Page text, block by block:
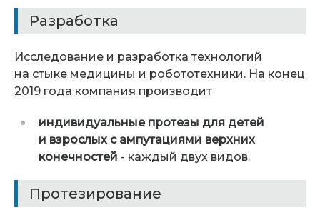
Разработка
Исследование и разработка технологий
на стыке медицины и робототехники. На конец
2019 года компания производит
индивидуальные протезы для детей
и взрослых с ампутациями верхних
конечностей - каждый двух видов.
Протезирование